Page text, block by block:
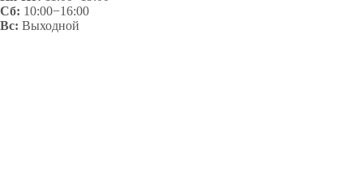
Сб: 10:00−16:00
Вс: Выходной